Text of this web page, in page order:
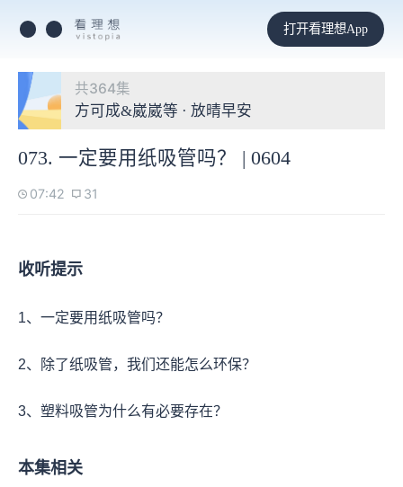
打开看理想App
共364集
方可成&崴崴等 · 放晴早安
073. 一定要用纸吸管吗？ | 0604
07:42 31
收听提示
1、一定要用纸吸管吗？
2、除了纸吸管，我们还能怎么环保？
3、塑料吸管为什么有必要存在？
本集相关